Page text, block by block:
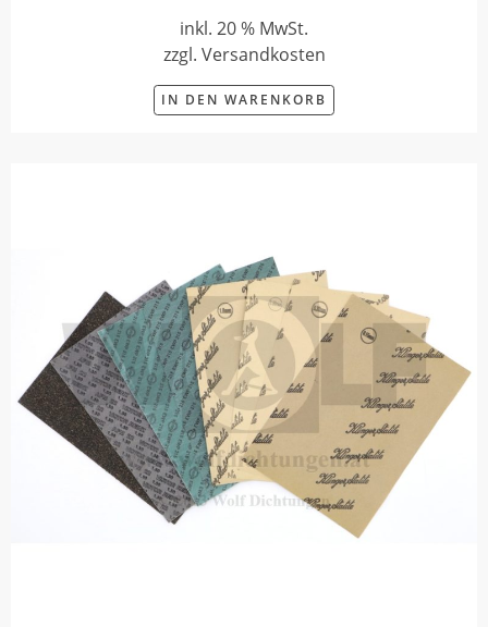
inkl. 20 % MwSt.
zzgl. Versandkosten
IN DEN WARENKORB